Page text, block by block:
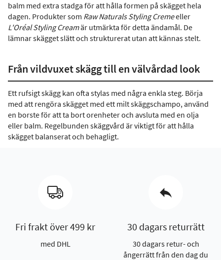
balm med extra stadga för att hålla formen på skägget hela
dagen. Produkter som Raw Naturals Styling Cremeeller
L'Oréal Styling Creamär utmärkta för detta ändamål. De
lämnar skägget slätt och strukturerat utan att kännas stelt.
Från vildvuxet skägg till en välvårdad look
Ett rufsigt skägg kan ofta stylas med några enkla steg. Börja
med att rengöra skägget med ett milt skäggschampo, använd
en borste för att ta bort orenheter och avsluta med en olja
eller balm. Regelbunden skäggvård är viktigt för att hålla
skägget balanserat och behagligt.
Fri frakt över 499 kr
med DHL
30 dagars returrätt
30 dagars retur- och
ångerrätt från den dag du